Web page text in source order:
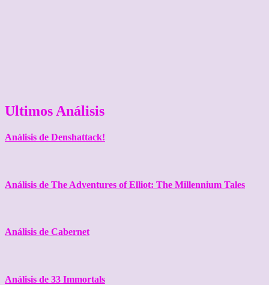
Ultimos Análisis
Análisis de Denshattack!
Análisis de The Adventures of Elliot: The Millennium Tales
Análisis de Cabernet
Análisis de 33 Immortals